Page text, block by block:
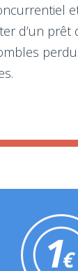
d’un prêt